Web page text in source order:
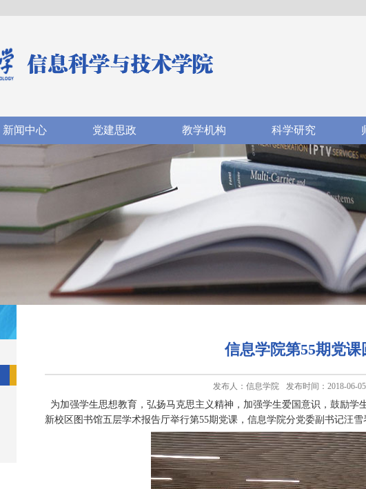
新闻中心 党建思政 教学机构 科学研究
信息学院第55期党课
发布人：信息学院 发布时间：2018-06-05
为加强学生思想教育，弘扬马克思主义精神，加强学生爱国意识，鼓励学
新校区图书馆五层学术报告厅举行第55期党课，信息学院分党委副书记汪雪